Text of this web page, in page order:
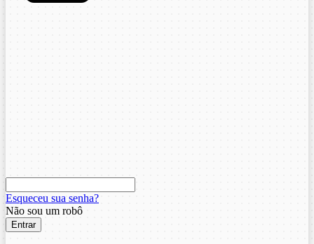
Esqueceu sua senha?
Não sou um robô
Entrar